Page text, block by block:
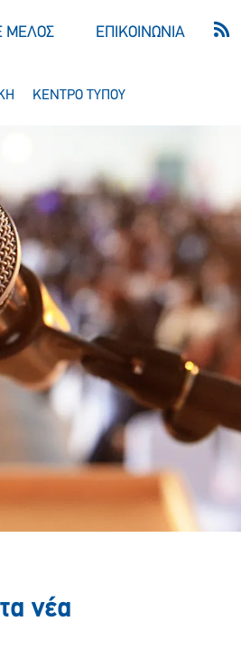
ΜΕΛΟΣ ΕΠΙΚΟΙΝΩΝΙΑ
ΚΕΝΤΡΟ ΤΥΠΟΥ
νέα